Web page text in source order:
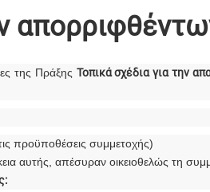
της Πράξης Τοπικά σχέδια για την
προϋποθέσεις συμμετοχής)
αυτής, απέσυραν οικειοθελώς τη